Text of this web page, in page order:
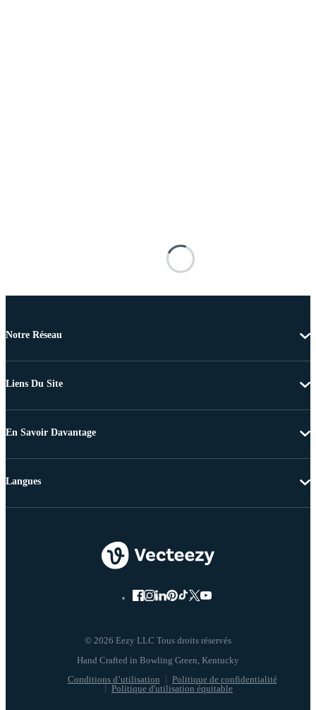
Notre Réseau
Liens Du Site
En Savoir Davantage
© 2026 Eezy LLC Tous droits réservés
Conditions d’utilisation
Politique de confidentialité
Politique d'utilisation équitable
Langues